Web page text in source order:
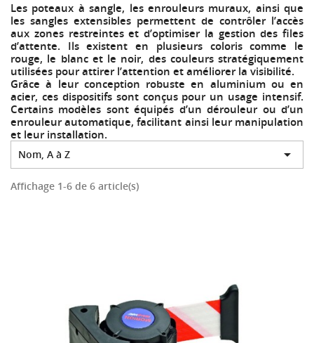
Les poteaux à sangle, les enrouleurs muraux, ainsi que
les sangles extensibles permettent de contrôler l’accès
aux zones restreintes et d’optimiser la gestion des files
d’attente. Ils existent en plusieurs coloris comme le
rouge, le blanc et le noir, des couleurs stratégiquement
utilisées pour attirer l’attention et améliorer la visibilité.
Grâce à leur conception robuste en aluminium ou en
acier, ces dispositifs sont conçus pour un usage intensif.
Certains modèles sont équipés d’un dérouleur ou d’un
enrouleur automatique, facilitant ainsi leur manipulation
et leur installation.
Nom, A à Z 
Affichage 1-6 de 6 article(s)